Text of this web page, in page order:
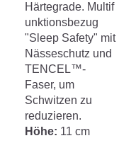
Härtegrade. Multif
unktionsbezug
"Sleep Safety" mit
Nässeschutz und
TENCEL™-
Faser, um
Schwitzen zu
reduzieren.
Höhe: 11 cm